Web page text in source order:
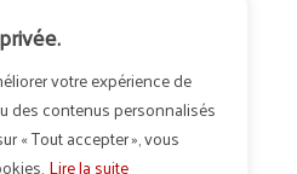
votre expérience de
des contenus personnalisés
« Tout accepter », vous
Lire la suite